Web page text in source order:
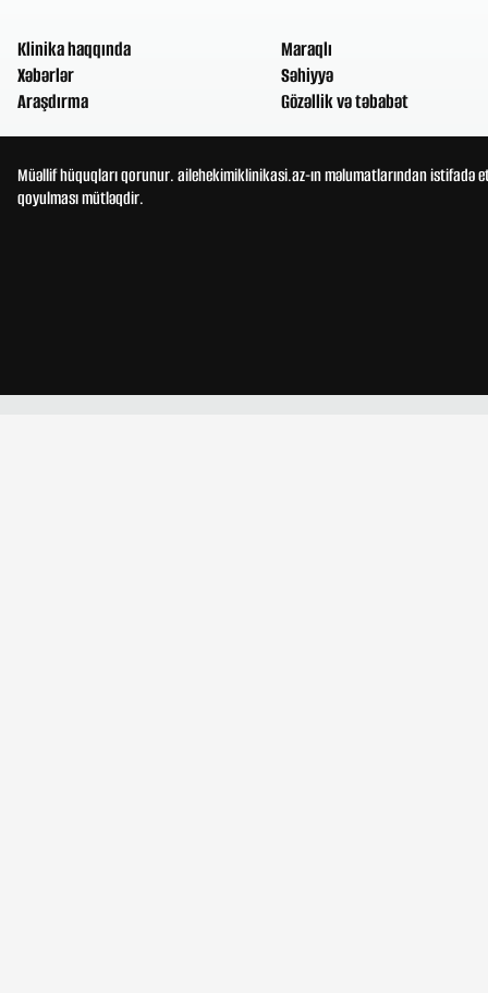
Klinika haqqında
Xəbərlər
Araşdırma
Maraqlı
Səhiyyə
Gözəllik və təbabət
Müəllif hüquqları qorunur. ailehekimiklinikasi.az-ın məlumatlarından
qoyulması mütləqdir.